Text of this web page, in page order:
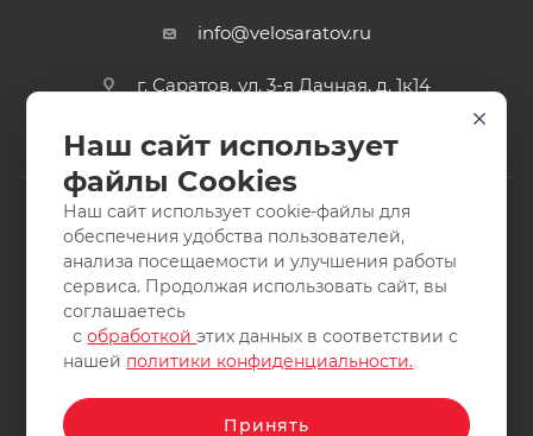
info@velosaratov.ru
г. Саратов, ул. 3-я Дачная, д. 1к14
2011-2026 © интернет-магазин спортивных товаров
ВелоСаратов. Не является публичной офертой. Все права
защищены. Заимствование материалов и фотографий
запрещено.
Наш сайт использует
файлы Cookies
Наш сайт использует cookie-файлы для
обеспечения удобства пользователей,
анализа посещаемости и улучшения работы
сервиса. Продолжая использовать сайт, вы
соглашаетесь
собработкойэтих данных в соответствии с
нашей политики конфиденциальности.
Принять